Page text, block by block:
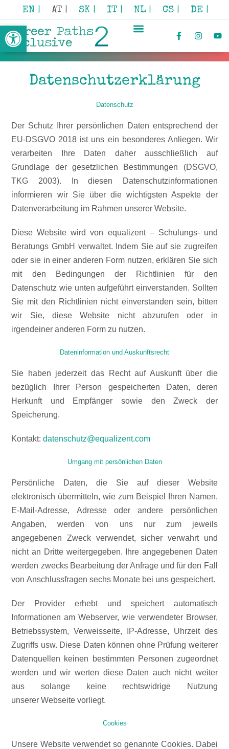
Open toolbar
EN | AT | SK | IT | NL | CS | DE |
Datenschutzerklärung
Datenschutz
Der Schutz Ihrer persönlichen Daten entsprechend der
EU-DSGVO 2018 ist uns ein besonderes Anliegen. Wir
verarbeiten Ihre Daten daher ausschließlich auf
Grundlage der gesetzlichen Bestimmungen (DSGVO,
TKG 2003). In diesen Datenschutzinformationen
informieren wir Sie über die wichtigsten Aspekte der
Datenverarbeitung im Rahmen unserer Website.
Diese Website wird von equalizent – Schulungs- und
Beratungs GmbH verwaltet. Indem Sie auf sie zugreifen
oder sie in einer anderen Form nutzen, erklären Sie sich
mit den Bedingungen der Richtlinien für den
Datenschutz wie unten aufgeführt einverstanden. Sollten
Sie mit den Richtlinien nicht einverstanden sein, bitten
wir Sie, diese Website nicht abzurufen oder in
irgendeiner anderen Form zu nutzen.
Dateninformation und Auskunftsrecht
Sie haben jederzeit das Recht auf Auskunft über die
bezüglich Ihrer Person gespeicherten Daten, deren
Herkunft und Empfänger sowie den Zweck der
Speicherung.
Kontakt:datenschutz@equalizent.com
Umgang mit persönlichen Daten
Persönliche Daten, die Sie auf dieser Website
elektronisch übermitteln, wie zum Beispiel Ihren Namen,
E-Mail-Adresse, Adresse oder andere persönlichen
Angaben, werden von uns nur zum jeweils
angegebenen Zweck verwendet, sicher verwahrt und
nicht an Dritte weitergegeben. Ihre angegebenen Daten
werden zwecks Bearbeitung der Anfrage und für den Fall
von Anschlussfragen sechs Monate bei uns gespeichert.
Der Provider erhebt und speichert automatisch
Informationen am Webserver, wie verwendeter Browser,
Betriebssystem, Verweisseite, IP-Adresse, Uhrzeit des
Zugriffs usw. Diese Daten können ohne Prüfung weiterer
Datenquellen keinen bestimmten Personen zugeordnet
werden und wir werten diese Daten auch nicht weiter
aus solange keine rechtswidrige Nutzung
unserer Webseite vorliegt.
Cookies
Unsere Website verwendet so genannte Cookies. Dabei